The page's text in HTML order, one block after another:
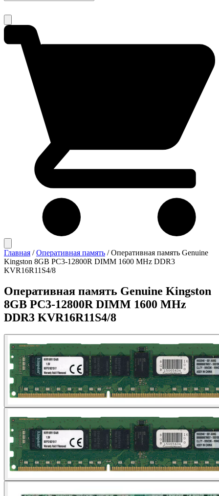
Главная / Оперативная память / Оперативная память Genuine
Kingston 8GB PC3-12800R DIMM 1600 MHz DDR3
KVR16R11S4/8
Оперативная память Genuine Kingston
8GB PC3-12800R DIMM 1600 MHz
DDR3 KVR16R11S4/8